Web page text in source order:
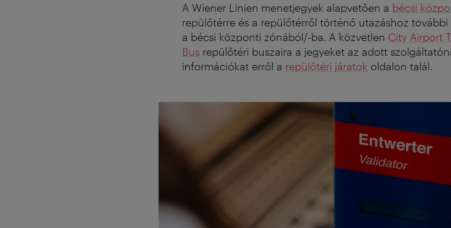
A Wiener Linien menetjegyek alapvetően a bécsi
repülőtérre és a repülőtérről történő utazáshoz
a bécsi központi zónából/-ba. A közvetlen City Airport
Bus repülőtéri buszaira a jegyeket az adott
információkat erről a repülőtéri járatok oldalon talál.